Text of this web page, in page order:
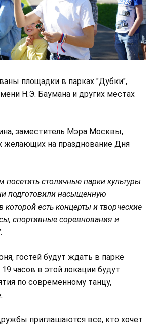
площадки в парках "Дубки",
Н.Э. Баумана и других местах
заместитель Мэра Москвы,
желающих на празднование Дня
посетить столичные парки культуры
подготовили насыщенную
которой есть концерты и творческие
спортивные соревнования и
гостей будут ждать в парке
часов в этой локации будут
по современному танцу,
приглашаются все, кто хочет